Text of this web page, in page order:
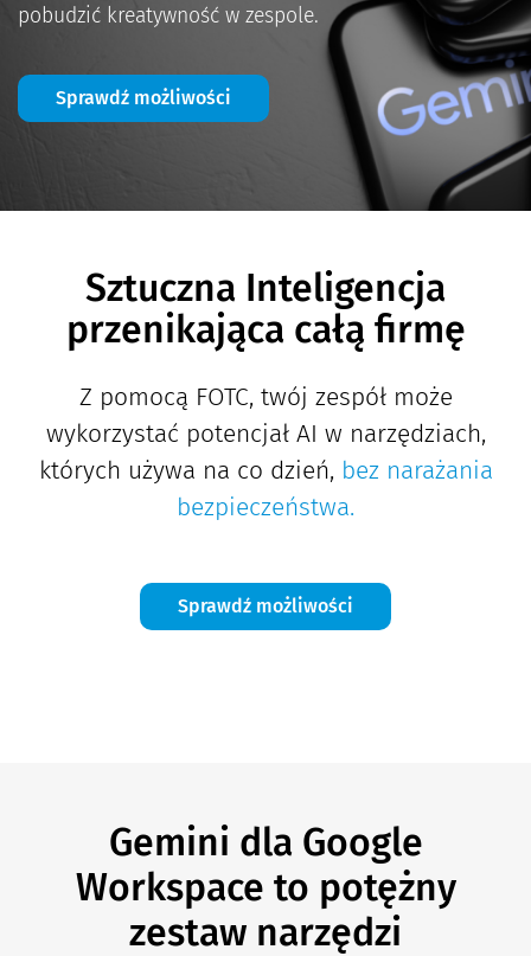
pobudzić kreatywność w zespole.
Sprawdź możliwości
Sztuczna Inteligencja
przenikająca całą firmę
Z pomocą FOTC, twój zespół może
wykorzystać potencjał AI w narzędziach,
których używa na co dzień, bez narażania
bezpieczeństwa.
Sprawdź możliwości
Gemini dla Google
Workspace to potężny
zestaw narzędzi